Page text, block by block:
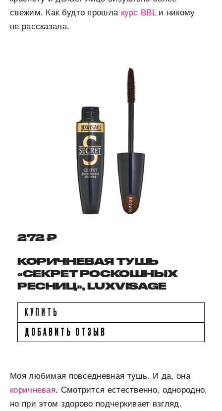
свежим. Как будто прошла курс BBLи никому
не рассказала.
272 ₽
КОРИЧНЕВАЯ ТУШЬ
«СЕКРЕТ РОСКОШНЫХ
РЕСНИЦ», LUXVISAGE
КУПИТЬ
ДОБАВИТЬ ОТЗЫВ
Моя любимая повседневная тушь. И да, она
коричневая. Смотрится естественно, однородно,
но при этом здорово подчеркивает взгляд.